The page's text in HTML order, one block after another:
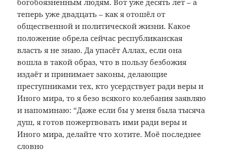
богобоязненным людям. Вот уже десять лет – а
теперь уже двадцать – как я отошёл от
общественной и политической жизни. Какое
положение обрела сейчас республиканская
власть я не знаю. Да упасёт Аллах, если она
вошла в такой образ, что в пользу безбожия
издаёт и принимает законы, делающие
преступниками тех, кто усердствует ради веры и
Иного мира, то я безо всякого колебания заявляю
и напоминаю: “Даже если бы у меня была тысяча
душ, я готов пожертвовать ими ради веры и
Иного мира, делайте что хотите. Моё последнее
словно